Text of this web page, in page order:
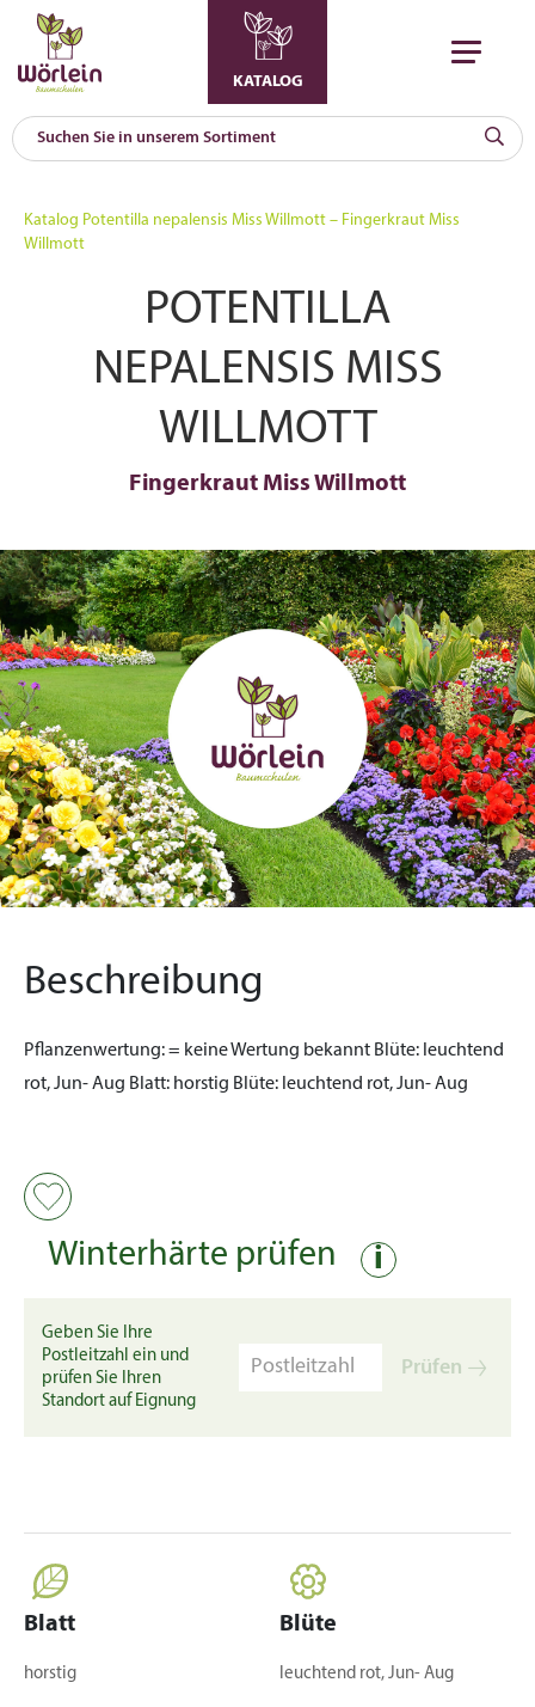
KATALOG
Katalog Potentilla nepalensis Miss Willmott – Fingerkraut Miss
Willmott
POTENTILLA
NEPALENSIS MISS
WILLMOTT
Fingerkraut Miss Willmott
Beschreibung
Pflanzenwertung:= keine Wertung bekannt Blüte: leuchtend
rot, Jun- Aug Blatt: horstig Blüte: leuchtend rot, Jun- Aug
Winterhärte prüfen i
Geben Sie Ihre
Postleitzahl ein und
prüfen Sie Ihren
Standort auf Eignung
Prüfen
Blatt
horstig
Blüte
leuchtend rot, Jun- Aug